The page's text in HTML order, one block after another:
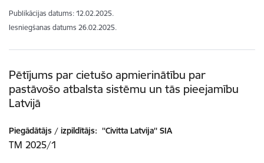
Publikācijas datums: 12.02.2025.
Iesniegšanas datums 26.02.2025.
Pētījums par cietušo apmierinātību par
pastāvošo atbalsta sistēmu un tās pieejamību
Latvijā
Piegādātājs / izpildītājs: ''Civitta Latvija'' SIA
TM 2025/1